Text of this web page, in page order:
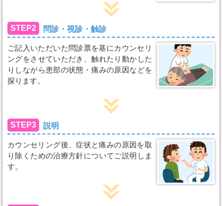
STEP2 問診・視診・触診
ご記入いただいた問診票を基にカウンセリ
ングをさせていただき、触れたり動かした
りしながら患部の状態・痛みの原因などを
探ります。
STEP3 説明
カウンセリング後、症状と痛みの原因を取
り除くための治療方針についてご説明しま
す。